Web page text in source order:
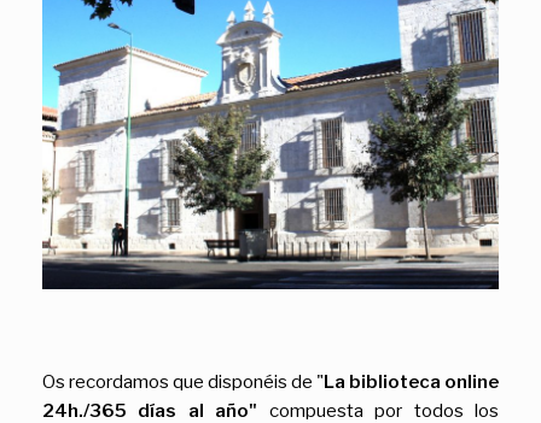
Os recordamos que disponéis de "La biblioteca online
24h./365 días al año" compuesta por todos los